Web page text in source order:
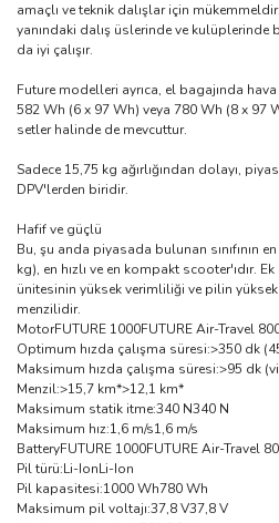
amaçlı ve teknik dalışlar için
yanındaki dalış üslerinde ve
da iyi çalışır.
Future modelleri ayrıca, el bagajında
582 Wh (6 x 97 Wh) veya 780 Wh (8 x 97
setler halinde de mevcuttur.
Sadece 15,75 kg ağırlığından dolayı,
DPV'lerden biridir.
Hafif ve güçlü
Bu, şu anda piyasada bulunan sınıfının
kg), en hızlı ve en kompakt scooter'ıdır.
ünitesinin yüksek verimliliği ve pilin
menzilidir.
MotorFUTURE 1000FUTURE Air-Travel
Optimum hızda çalışma süresi:>350 dk
Maksimum hızda çalışma süresi:>95 dk
Menzil:>15,7 km*>12,1 km*
Maksimum statik itme:340 N340 N
Maksimum hız:1,6 m/s1,6 m/s
BatteryFUTURE 1000FUTURE Air-Travel
Pil türü:Li-IonLi-Ion
Pil kapasitesi:1000 Wh780 Wh
Maksimum pil voltajı:37,8 V37,8 V